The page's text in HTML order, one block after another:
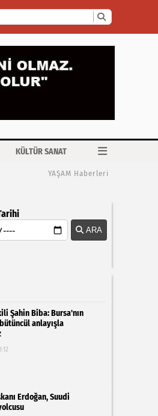
KÜLTÜR SANAT
YAŞAM Haberleri
ARA
Şahin Biba: Bursa'nın
anlayışla
Erdoğan, Suudi